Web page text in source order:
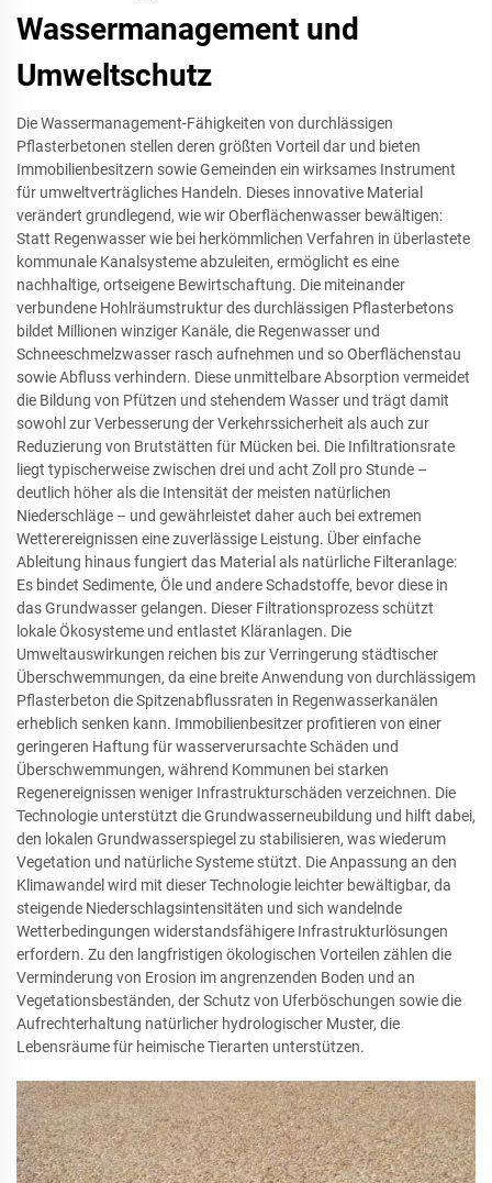
Wassermanagement und
Umweltschutz
Die Wassermanagement-Fähigkeiten von durchlässigen
Pflasterbetonen stellen deren größten Vorteil dar und bieten
Immobilienbesitzern sowie Gemeinden ein wirksames Instrument
für umweltverträgliches Handeln. Dieses innovative Material
verändert grundlegend, wie wir Oberflächenwasser bewältigen:
Statt Regenwasser wie bei herkömmlichen Verfahren in überlastete
kommunale Kanalsysteme abzuleiten, ermöglicht es eine
nachhaltige, ortseigene Bewirtschaftung. Die miteinander
verbundene Hohlräumstruktur des durchlässigen Pflasterbetons
bildet Millionen winziger Kanäle, die Regenwasser und
Schneeschmelzwasser rasch aufnehmen und so Oberflächenstau
sowie Abfluss verhindern. Diese unmittelbare Absorption vermeidet
die Bildung von Pfützen und stehendem Wasser und trägt damit
sowohl zur Verbesserung der Verkehrssicherheit als auch zur
Reduzierung von Brutstätten für Mücken bei. Die Infiltrationsrate
liegt typischerweise zwischen drei und acht Zoll pro Stunde –
deutlich höher als die Intensität der meisten natürlichen
Niederschläge – und gewährleistet daher auch bei extremen
Wetterereignissen eine zuverlässige Leistung. Über einfache
Ableitung hinaus fungiert das Material als natürliche Filteranlage:
Es bindet Sedimente, Öle und andere Schadstoffe, bevor diese in
das Grundwasser gelangen. Dieser Filtrationsprozess schützt
lokale Ökosysteme und entlastet Kläranlagen. Die
Umweltauswirkungen reichen bis zur Verringerung städtischer
Überschwemmungen, da eine breite Anwendung von durchlässigem
Pflasterbeton die Spitzenabflussraten in Regenwasserkanälen
erheblich senken kann. Immobilienbesitzer profitieren von einer
geringeren Haftung für wasserverursachte Schäden und
Überschwemmungen, während Kommunen bei starken
Regenereignissen weniger Infrastrukturschäden verzeichnen. Die
Technologie unterstützt die Grundwasserneubildung und hilft dabei,
den lokalen Grundwasserspiegel zu stabilisieren, was wiederum
Vegetation und natürliche Systeme stützt. Die Anpassung an den
Klimawandel wird mit dieser Technologie leichter bewältigbar, da
steigende Niederschlagsintensitäten und sich wandelnde
Wetterbedingungen widerstandsfähigere Infrastrukturlösungen
erfordern. Zu den langfristigen ökologischen Vorteilen zählen die
Verminderung von Erosion im angrenzenden Boden und an
Vegetationsbeständen, der Schutz von Uferböschungen sowie die
Aufrechterhaltung natürlicher hydrologischer Muster, die
Lebensräume für heimische Tierarten unterstützen.